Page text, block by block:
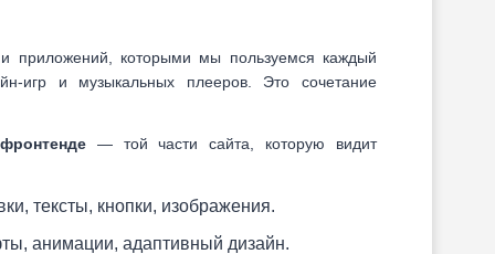
приложений, которыми мы пользуемся каждый
игр и музыкальных плееров. Это сочетание
фронтенде — той части сайта, которую видит
тексты, кнопки, изображения.
анимации, адаптивный дизайн.